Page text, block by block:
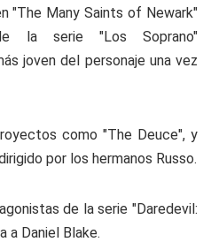
"The Many Saints of Newark"
la serie "Los Soprano"
joven del personaje una vez
como "The Deuce", y
por los hermanos Russo.
de la serie "Daredevil:
a Daniel Blake.